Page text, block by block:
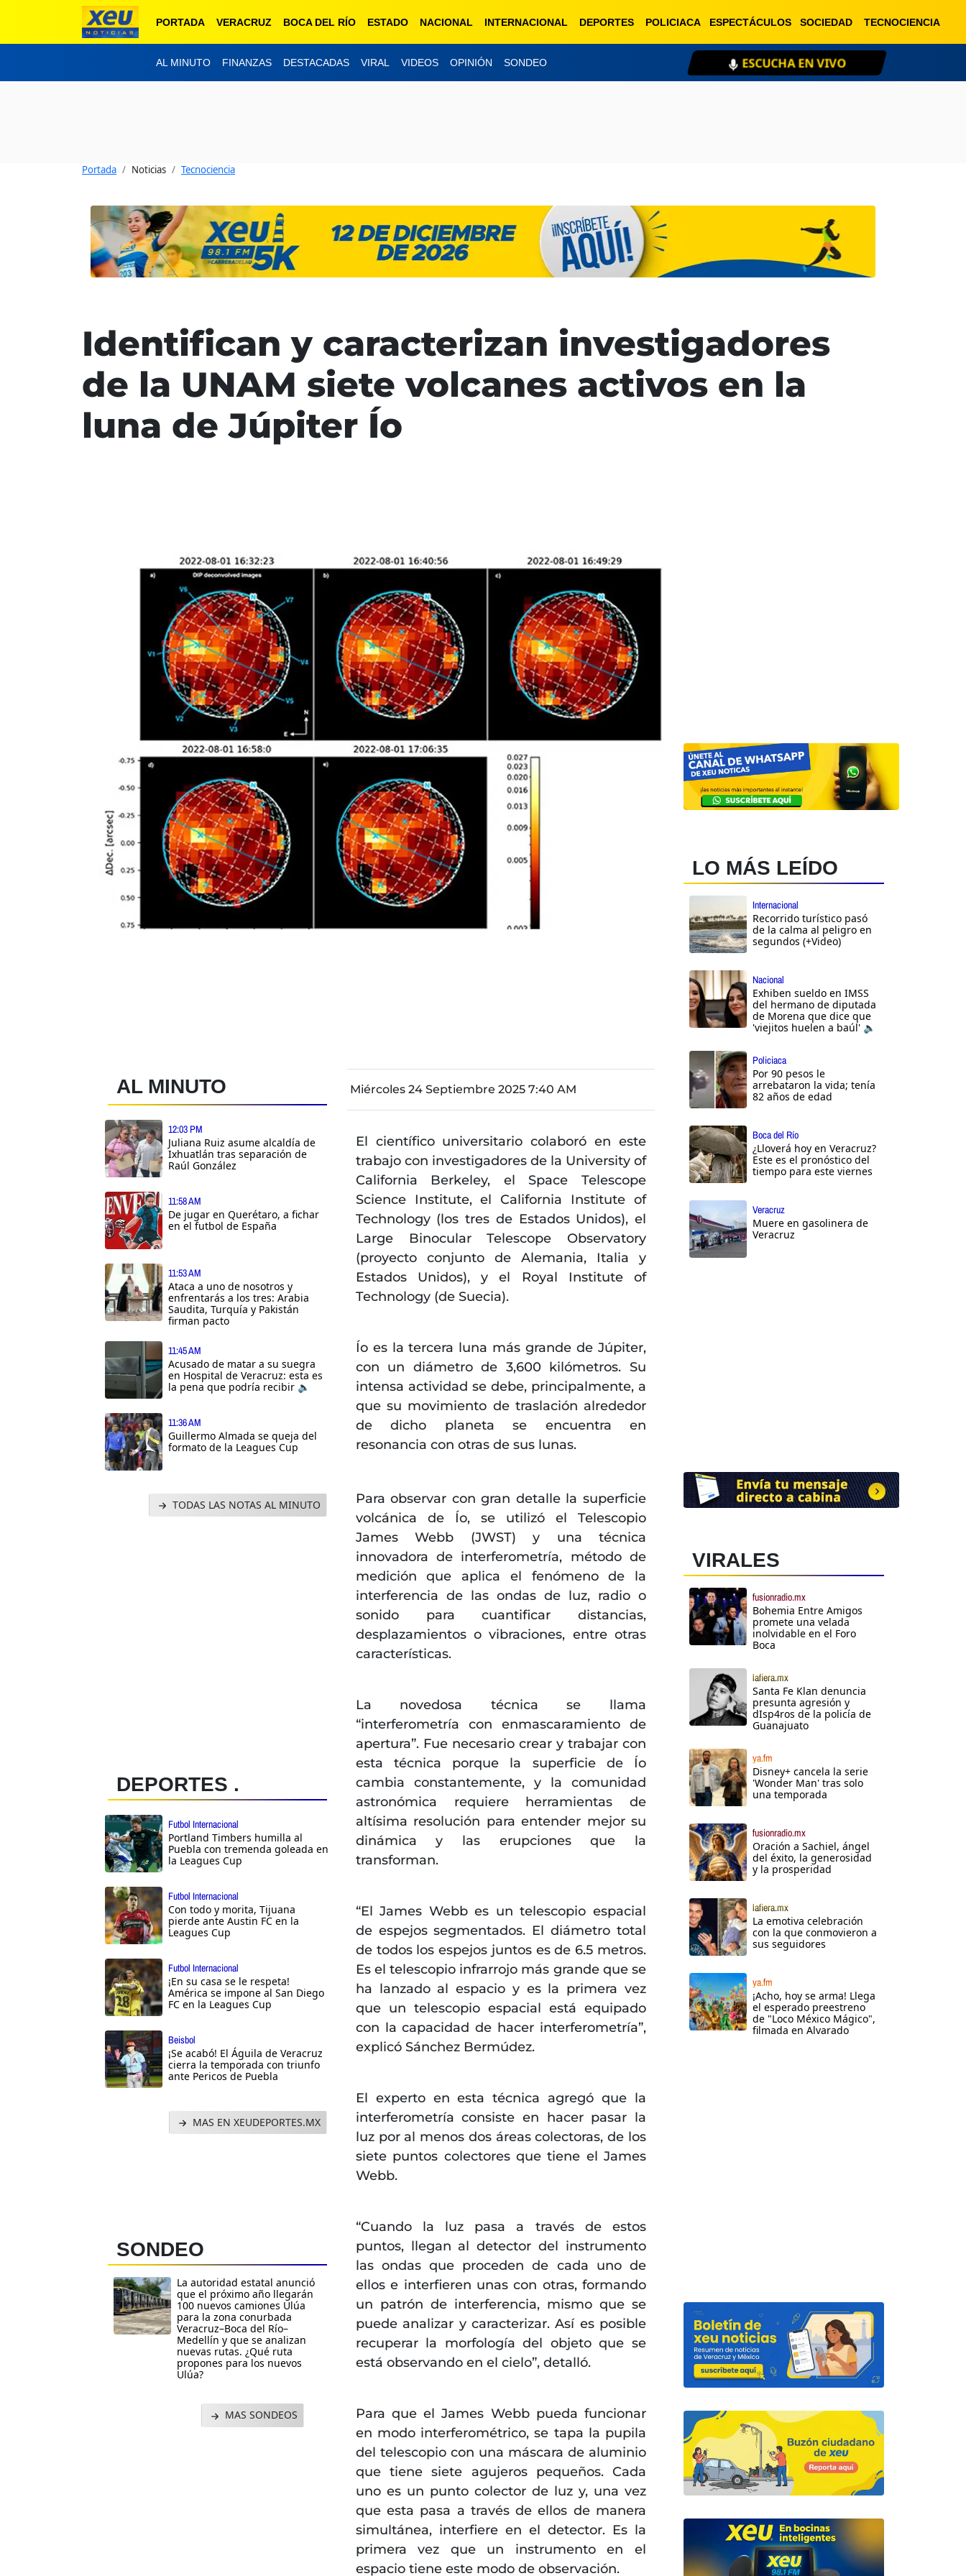
PORTADA VERACRUZ BOCA DEL RÍO ESTADO NACIONAL INTERNACIONAL DEPORTES POLICIACA ESPECTÁCULOS SOCIEDAD TECNOCIENCIA
AL MINUTO FINANZAS DESTACADAS VIRAL VIDEOS OPINIÓN SONDEO ESCUCHA EN VIVO
Portada Noticias Tecnociencia
Identifican y caracterizan investigadores
de la UNAM siete volcanes activos en la
luna de Júpiter Ío
AL MINUTO
12:03 PM
Juliana Ruiz asume alcaldía de
Ixhuatlán tras separación de
Raúl González
11:58 AM
De jugar en Querétaro, a fichar
en el futbol de España
11:53 AM
Ataca a uno de nosotros y
enfrentarás a los tres: Arabia
Saudita, Turquía y Pakistán
firman pacto
11:45 AM
Acusado de matar a su suegra
en Hospital de Veracruz: esta es
la pena que podría recibir 🔈
11:36 AM
Guillermo Almada se queja del
formato de la Leagues Cup
TODAS LAS NOTAS AL MINUTO
DEPORTES .
Futbol Internacional
Portland Timbers humilla al
Puebla con tremenda goleada en
la Leagues Cup
Futbol Internacional
Con todo y morita, Tijuana
pierde ante Austin FC en la
Leagues Cup
Futbol Internacional
¡En su casa se le respeta!
América se impone al San Diego
FC en la Leagues Cup
Beisbol
¡Se acabó! El Águila de Veracruz
cierra la temporada con triunfo
ante Pericos de Puebla
MAS EN XEUDEPORTES.MX
SONDEO
La autoridad estatal anunció
que el próximo año llegarán
100 nuevos camiones Ulúa
para la zona conurbada
Veracruz–Boca del Río–
Medellín y que se analizan
nuevas rutas. ¿Qué ruta
propones para los nuevos
Ulúa?
MAS SONDEOS
Miércoles 24 Septiembre 2025 7:40 AM
El científico universitario colaboró en este
trabajo con investigadores de la University of
California Berkeley, el Space Telescope
Science Institute, el California Institute of
Technology (los tres de Estados Unidos), el
Large Binocular Telescope Observatory
(proyecto conjunto de Alemania, Italia y
Estados Unidos), y el Royal Institute of
Technology (de Suecia).
Ío es la tercera luna más grande de Júpiter,
con un diámetro de 3,600 kilómetros. Su
intensa actividad se debe, principalmente, a
que su movimiento de traslación alrededor
de dicho planeta se encuentra en
resonancia con otras de sus lunas.
Para observar con gran detalle la superficie
volcánica de Ío, se utilizó el Telescopio
James Webb (JWST) y una técnica
innovadora de interferometría, método de
medición que aplica el fenómeno de la
interferencia de las ondas de luz, radio o
sonido para cuantificar distancias,
desplazamientos o vibraciones, entre otras
características.
La novedosa técnica se llama
“interferometría con enmascaramiento de
apertura”. Fue necesario crear y trabajar con
esta técnica porque la superficie de Ío
cambia constantemente, y la comunidad
astronómica requiere herramientas de
altísima resolución para entender mejor su
dinámica y las erupciones que la
transforman.
“El James Webb es un telescopio espacial
de espejos segmentados. El diámetro total
de todos los espejos juntos es de 6.5 metros.
Es el telescopio infrarrojo más grande que se
ha lanzado al espacio y es la primera vez
que un telescopio espacial está equipado
con la capacidad de hacer interferometría”,
explicó Sánchez Bermúdez.
El experto en esta técnica agregó que la
interferometría consiste en hacer pasar la
luz por al menos dos áreas colectoras, de los
siete puntos colectores que tiene el James
Webb.
“Cuando la luz pasa a través de estos
puntos, llegan al detector del instrumento
las ondas que proceden de cada uno de
ellos e interfieren unas con otras, formando
un patrón de interferencia, mismo que se
puede analizar y caracterizar. Así es posible
recuperar la morfología del objeto que se
está observando en el cielo”, detalló.
Para que el James Webb pueda funcionar
en modo interferométrico, se tapa la pupila
del telescopio con una máscara de aluminio
que tiene siete agujeros pequeños. Cada
uno es un punto colector de luz y, una vez
que esta pasa a través de ellos de manera
simultánea, interfiere en el detector. Es la
primera vez que un instrumento en el
espacio tiene este modo de observación.
LO MÁS LEÍDO
Internacional
Recorrido turístico pasó
de la calma al peligro en
segundos (+Video)
Nacional
Exhiben sueldo en IMSS
del hermano de diputada
de Morena que dice que
'viejitos huelen a baúl' 🔈
Policiaca
Por 90 pesos le
arrebataron la vida; tenía
82 años de edad
Boca del Río
¿Lloverá hoy en Veracruz?
Este es el pronóstico del
tiempo para este viernes
Veracruz
Muere en gasolinera de
Veracruz
VIRALES
fusionradio.mx
Bohemia Entre Amigos
promete una velada
inolvidable en el Foro
Boca
lafiera.mx
Santa Fe Klan denuncia
presunta agresión y
dIsp4ros de la policía de
Guanajuato
ya.fm
Disney+ cancela la serie
'Wonder Man' tras solo
una temporada
fusionradio.mx
Oración a Sachiel, ángel
del éxito, la generosidad
y la prosperidad
lafiera.mx
La emotiva celebración
con la que conmovieron a
sus seguidores
ya.fm
¡Acho, hoy se arma! Llega
el esperado preestreno
de "Loco México Mágico",
filmada en Alvarado